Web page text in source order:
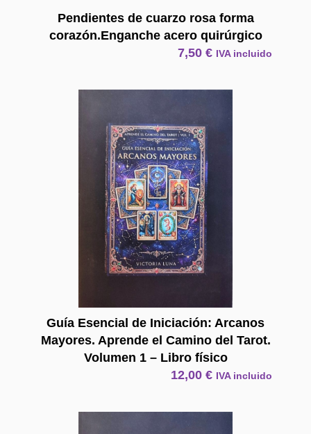
Pendientes de cuarzo rosa forma
corazón.Enganche acero quirúrgico
7,50€ IVA incluido
Guía Esencial de Iniciación: Arcanos
Mayores. Aprende el Camino del Tarot.
Volumen 1 – Libro físico
12,00€ IVA incluido